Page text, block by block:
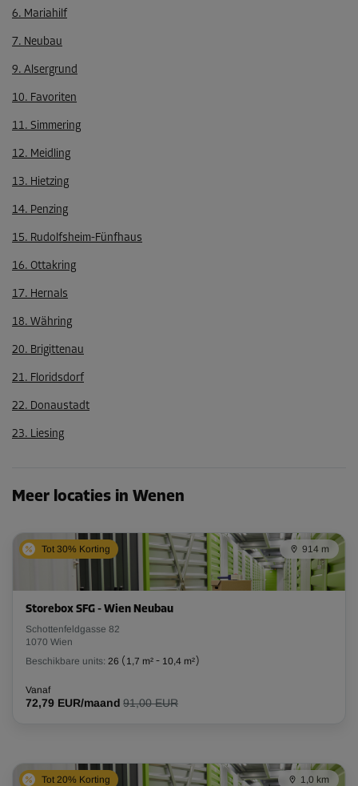
6. Mariahilf
7. Neubau
9. Alsergrund
10. Favoriten
11. Simmering
12. Meidling
13. Hietzing
14. Penzing
15. Rudolfsheim-Fünfhaus
16. Ottakring
17. Hernals
18. Währing
20. Brigittenau
21. Floridsdorf
22. Donaustadt
23. Liesing
Meer locaties in Wenen
Tot 30% Korting 914 m
Storebox SFG - Wien Neubau
Schottenfeldgasse 82
1070 Wien
Beschikbare units: 26 ( 1,7 m² - 10,4 m²)
Vanaf
72,79 EUR/maand 91,00 EUR
Tot 20% Korting 1,0 km